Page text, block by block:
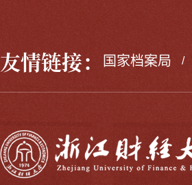
友情链接： 国家档案局 /